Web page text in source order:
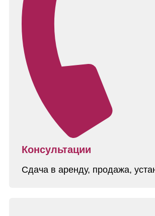
Консультации
Сдача в аренду, продажа,